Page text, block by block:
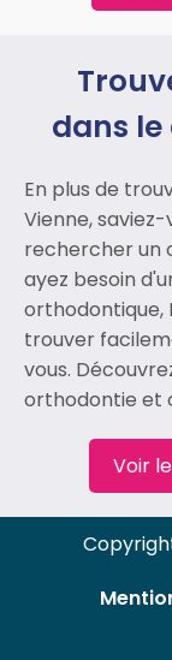
dans
En plus de
Vienne, saviez-
rechercher un
ayez besoin
orthodontique,
trouver
vous.
orthodontie et
Voir